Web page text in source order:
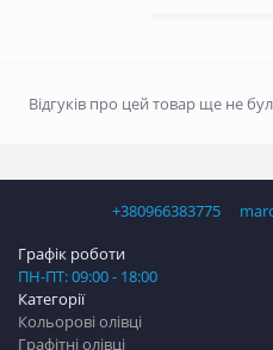
Відгуків про цей товар ще не
+380966383775
Категорії
Кольорові олівці
Графітні олівці
Графік роботи
ПН-ПТ: 09:00 - 18:00